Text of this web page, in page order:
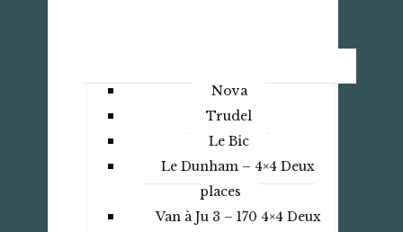
Nova
Trudel
Le Bic
Le Dunham – 4×4 Deux
places
Van à Ju 3 – 170 4×4 Deux